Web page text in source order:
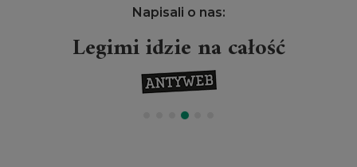
Napisali o nas:
Legimi idzie na całość